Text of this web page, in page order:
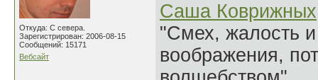
Откуда: С севера.
Зарегистрирован: 2006-08-15
Сообщений: 15171
Вебсайт
Саша Коврижных
"Смех, жалость
воображения,